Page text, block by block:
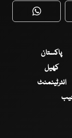
پاکستان
کھیل
انٹرٹینمنٹ